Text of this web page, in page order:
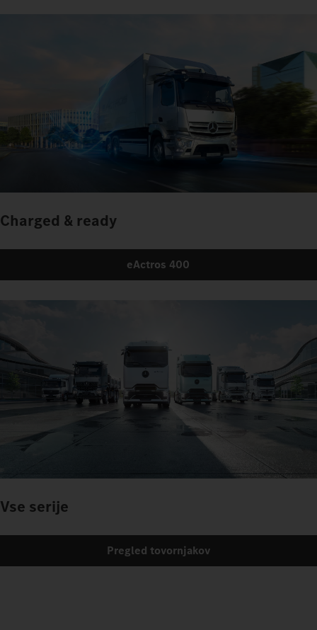
Charged & ready
eActros 400
Vse serije
Pregled tovornjakov